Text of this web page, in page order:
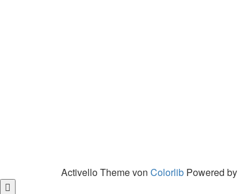
Activello Theme von Colorlib Powered by